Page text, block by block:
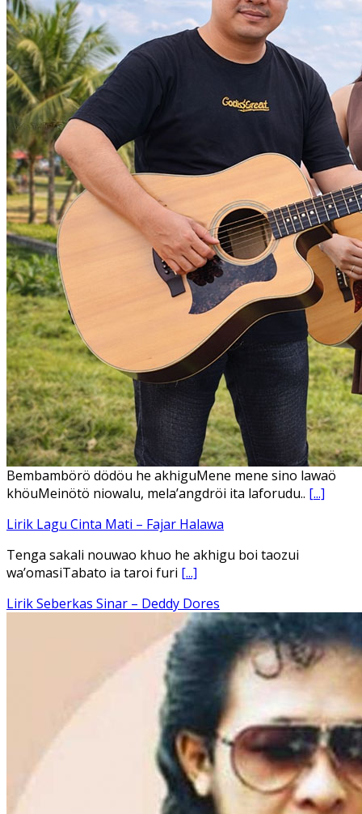
Ena’o natola ukhamoHaga mbawa ba desa’aUhalo ube’e
khomoUohe ia ube bangaimo Ena’o
Lirik Lagu FAFOFA Ciptaan Fajar Halawa Vocal Rendi Gulo